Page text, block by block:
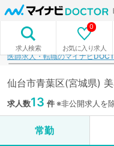
求人検索 お気に入り求人
0
医師求人・転職のマイナビ
仙台市青葉区(宮城県)
求人数13 件※非公開求人を
常勤